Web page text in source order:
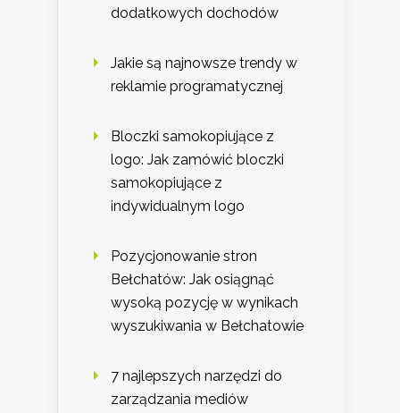
dodatkowych dochodów
Jakie są najnowsze trendy w
reklamie programatycznej
Bloczki samokopiujące z
logo: Jak zamówić bloczki
samokopiujące z
indywidualnym logo
Pozycjonowanie stron
Bełchatów: Jak osiągnąć
wysoką pozycję w wynikach
wyszukiwania w Bełchatowie
7 najlepszych narzędzi do
zarządzania mediów